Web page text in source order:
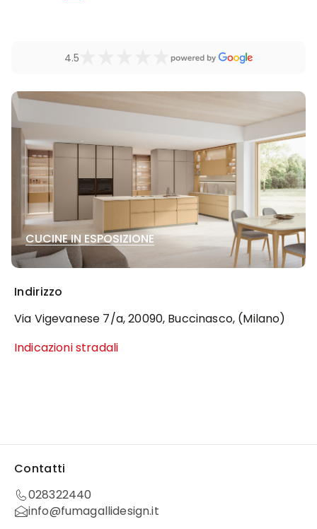
4.5
Indirizzo
Via Vigevanese 7/a, 20090, Buccinasco, (Milano)
Indicazioni stradali
Contatti
028322440
info@fumagallidesign.it
CUCINE IN ESPOSIZIONE